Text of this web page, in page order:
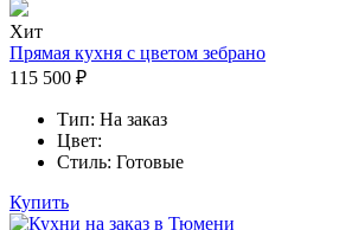
Хит
Прямая кухня с цветом зебрано
115 500 ₽
Тип: На заказ
Цвет:
Стиль: Готовые
Купить